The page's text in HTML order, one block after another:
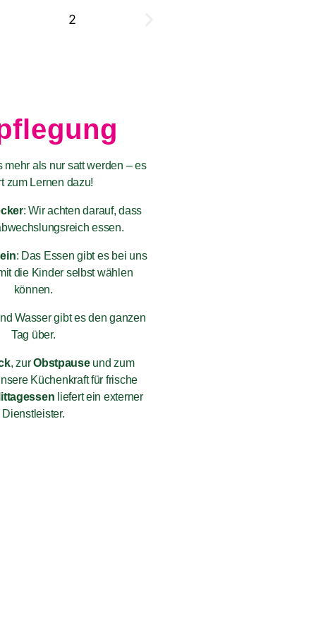
mehr als nur satt werden – es
zum Lernen dazu!
: Wir achten darauf, dass
essen.
: Das Essen gibt es bei uns
die Kinder selbst wählen
können.
Wasser gibt es den ganzen
Tag über.
, zurObstpauseund zum
Küchenkraft für frische
liefert ein externer
Dienstleister.